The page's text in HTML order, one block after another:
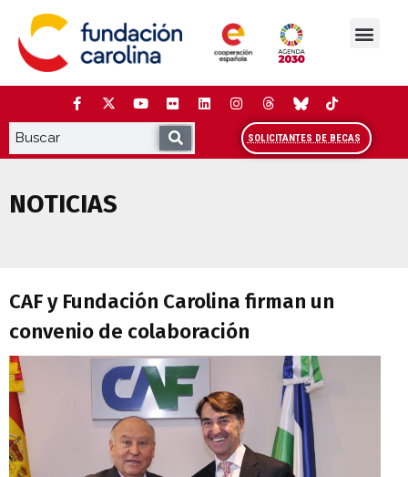
contenido
SOLICITANTES DE BECAS
NOTICIAS
CAF y Fundación Carolina firman un
convenio de colaboración